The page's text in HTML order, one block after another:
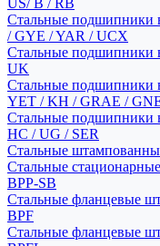
US/ B / RB
Стальные подшипники
/ GYE / YAR / UCX
Стальные подшипники
UK
Стальные подшипники
YET / KH / GRAE /
Стальные подшипники
HC / UG / SER
Стальные
Стальные
BPP-SB
Стальные фланцевые
BPF
Стальные фланцевые